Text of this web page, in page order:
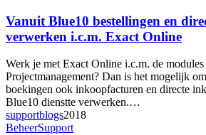
bestellingen
en
directe
verwerken
i.c.m.
Exact
Online
Vanuit Blue10 bestellingen en
verwerken i.c.m. Exact Online
Werk je met Exact Online i.c.m. de
Projectmanagement? Dan is het mogelijk
boekingen ook inkoopfacturen en directe
Blue10 dienstte verwerken.…
supportblogs2018
Nieuw
BeheerSupport